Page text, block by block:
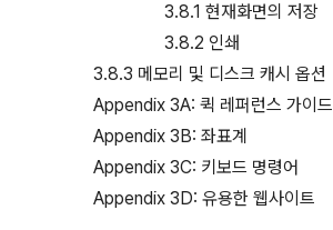
3.8.1 현재화면의 저장
3.8.2 인쇄
3.8.3 메모리 및 디스크 캐시 옵션
Appendix 3A: 퀵 레퍼런스 가이드
Appendix 3B: 좌표계
Appendix 3C: 키보드 명령어
Appendix 3D: 유용한 웹사이트